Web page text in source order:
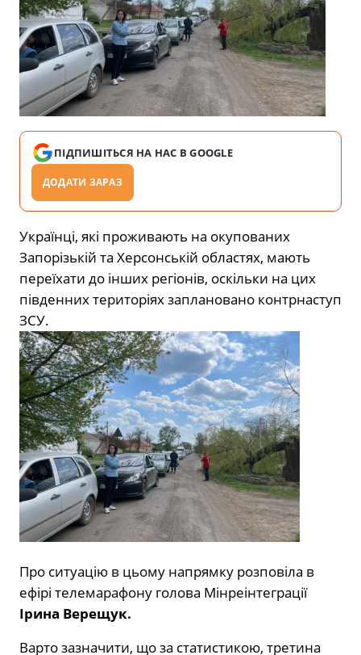
ПІДПИШІТЬСЯ НА НАС В GOOGLE
ДОДАТИ ЗАРАЗ
Українці, які проживають на окупованих
Запорізькій та Херсонській областях, мають
переїхати до інших регіонів, оскільки на цих
південних територіях заплановано контрнаступ
ЗСУ.
Про ситуацію в цьому напрямку розповіла в
ефірі телемарафону голова Мінреінтеграції
Ірина Верещук.
Варто зазначити, що за статистикою, третина